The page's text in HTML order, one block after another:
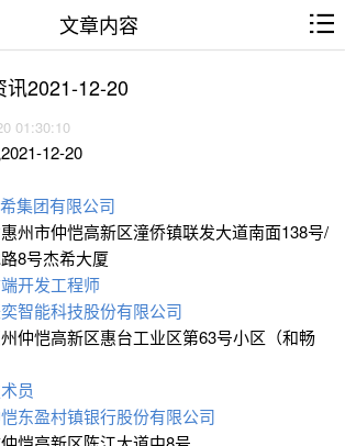
文章内容
讯2021-12-20
01:30:10
12-20
集团有限公司
州市仲恺高新区潼侨镇联发大道南面138号/
8号杰希大厦
开发工程师
智能科技股份有限公司
仲恺高新区惠台工业区第63号小区（和畅
员
东盈村镇银行股份有限公司